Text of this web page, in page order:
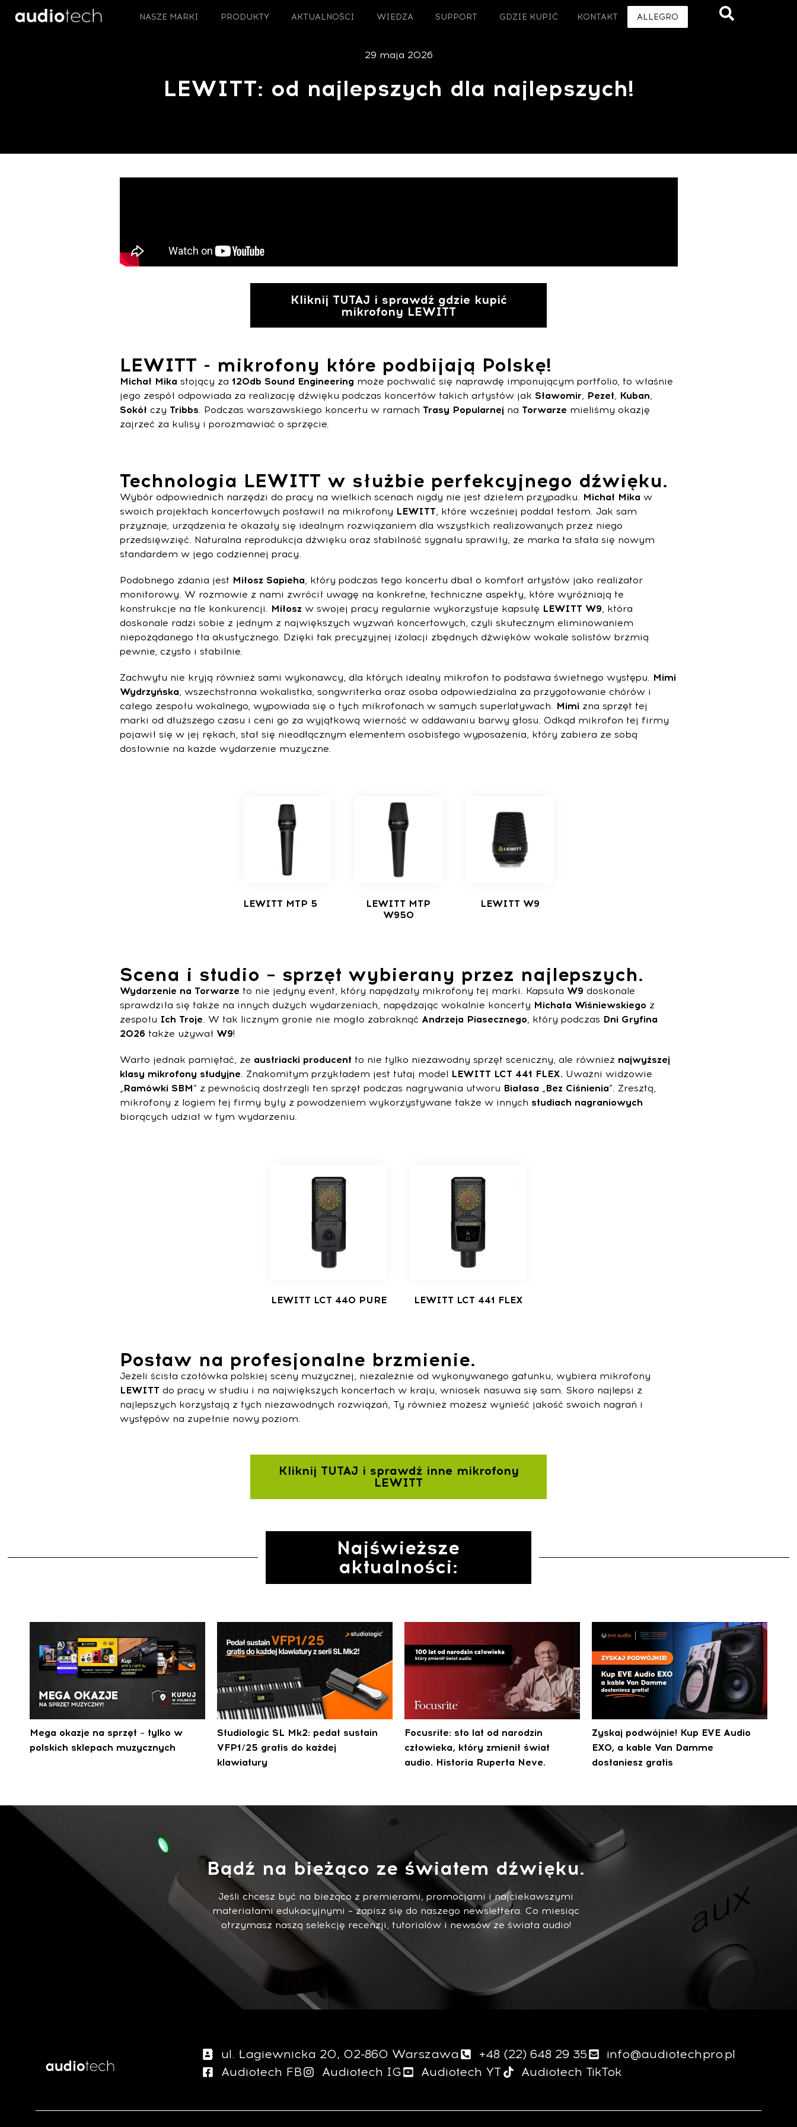
NASZE MARKI PRODUKTY AKTUALNOŚCI WIEDZA SUPPORT GDZIE KUPIĆ KONTAKT ALLEGRO
29 maja 2026
LEWITT: od najlepszych dla najlepszych!
Kliknij TUTAJ i sprawdź gdzie kupić
mikrofony LEWITT
LEWITT - mikrofony które podbijają Polskę!
Michał Mika stojący za 120db Sound Engineering może pochwalić się naprawdę imponującym portfolio, to właśnie
jego zespół odpowiada za realizację dźwięku podczas koncertów takich artystów jak Sławomir, Pezet, Kuban,
Sokół czy Tribbs. Podczas warszawskiego koncertu w ramach Trasy Popularnej na Torwarze mieliśmy okazję
zajrzeć za kulisy i porozmawiać o sprzęcie.
Technologia LEWITT w służbie perfekcyjnego dźwięku.
Wybór odpowiednich narzędzi do pracy na wielkich scenach nigdy nie jest dziełem przypadku. Michał Mika w
swoich projektach koncertowych postawił na mikrofony LEWITT, które wcześniej poddał testom. Jak sam
przyznaje, urządzenia te okazały się idealnym rozwiązaniem dla wszystkich realizowanych przez niego
przedsięwzięć. Naturalna reprodukcja dźwięku oraz stabilność sygnału sprawiły, że marka ta stała się nowym
standardem w jego codziennej pracy.
Podobnego zdania jest Miłosz Sapieha, który podczas tego koncertu dbał o komfort artystów jako realizator
monitorowy. W rozmowie z nami zwrócił uwagę na konkretne, techniczne aspekty, które wyróżniają te
konstrukcje na tle konkurencji. Miłosz w swojej pracy regularnie wykorzystuje kapsułę LEWITT W9, która
doskonale radzi sobie z jednym z największych wyzwań koncertowych, czyli skutecznym eliminowaniem
niepożądanego tła akustycznego. Dzięki tak precyzyjnej izolacji zbędnych dźwięków wokale solistów brzmią
pewnie, czysto i stabilnie.
Zachwytu nie kryją również sami wykonawcy, dla których idealny mikrofon to podstawa świetnego występu. Mimi
Wydrzyńska, wszechstronna wokalistka, songwriterka oraz osoba odpowiedzialna za przygotowanie chórów i
całego zespołu wokalnego, wypowiada się o tych mikrofonach w samych superlatywach. Mimi zna sprzęt tej
marki od dłuższego czasu i ceni go za wyjątkową wierność w oddawaniu barwy głosu. Odkąd mikrofon tej firmy
pojawił się w jej rękach, stał się nieodłącznym elementem osobistego wyposażenia, który zabiera ze sobą
dosłownie na każde wydarzenie muzyczne.
LEWITT MTP 5
LEWITT MTP
W950
LEWITT W9
Scena i studio – sprzęt wybierany przez najlepszych.
Wydarzenie na Torwarze to nie jedyny event, który napędzały mikrofony tej marki. Kapsuła W9 doskonale
sprawdziła się także na innych dużych wydarzeniach, napędzając wokalnie koncerty Michała Wiśniewskiego z
zespołu Ich Troje. W tak licznym gronie nie mogło zabraknąć Andrzeja Piasecznego, który podczas Dni Gryfina
2026 także używał W9!
Warto jednak pamiętać, że austriacki producent to nie tylko niezawodny sprzęt sceniczny, ale również najwyższej
klasy mikrofony studyjne. Znakomitym przykładem jest tutaj model LEWITT LCT 441 FLEX. Uważni widzowie
„Ramówki SBM” z pewnością dostrzegli ten sprzęt podczas nagrywania utworu Białasa „Bez Ciśnienia”. Zresztą,
mikrofony z logiem tej firmy były z powodzeniem wykorzystywane także w innych studiach nagraniowych
biorących udział w tym wydarzeniu.
LEWITT LCT 440 PURE LEWITT LCT 441 FLEX
Postaw na profesjonalne brzmienie.
Jeżeli ścisła czołówka polskiej sceny muzycznej, niezależnie od wykonywanego gatunku, wybiera mikrofony
LEWITT do pracy w studiu i na największych koncertach w kraju, wniosek nasuwa się sam. Skoro najlepsi z
najlepszych korzystają z tych niezawodnych rozwiązań, Ty również możesz wynieść jakość swoich nagrań i
występów na zupełnie nowy poziom.
Kliknij TUTAJ i sprawdź inne mikrofony
LEWITT
Najświeższe
aktualności:
Mega okazje na sprzęt – tylko w
polskich sklepach muzycznych
Studiologic SL Mk2: pedał sustain
VFP1/25 gratis do każdej
klawiatury
Focusrite: sto lat od narodzin
człowieka, który zmienił świat
audio. Historia Ruperta Neve.
Zyskaj podwójnie! Kup EVE Audio
EXO, a kable Van Damme
dostaniesz gratis
Bądź na bieżąco ze światem dźwięku.
Jeśli chcesz być na bieżąco z premierami, promocjami i najciekawszymi
materiałami edukacyjnymi – zapisz się do naszego newslettera. Co miesiąc
otrzymasz naszą selekcję recenzji, tutorialów i newsów ze świata audio!
ul. Łagiewnicka 20, 02-860 Warszawa +48 (22) 648 29 35
info@audiotechpro.pl
Audiotech FB
Audiotech IG Audiotech YT Audiotech TikTok